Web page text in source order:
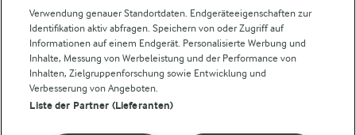
Cookie Wahl wieder öffnen
Verwendung genauer Standortdaten. Endgeräteeigenschaften zur
Identifikation aktiv abfragen. Speichern von oder Zugriff auf
Informationen auf einem Endgerät. Personalisierte Werbung und
Inhalte, Messung von Werbeleistung und der Performance von
Inhalten, Zielgruppenforschung sowie Entwicklung und
Verbesserung von Angeboten.
Liste der Partner (Lieferanten)